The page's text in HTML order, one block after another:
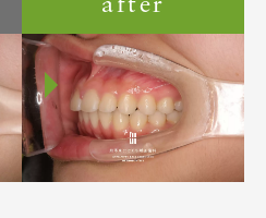
after